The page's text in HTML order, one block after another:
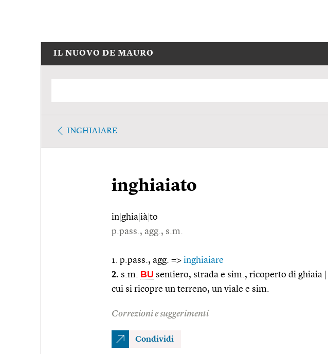
IL NUOVO DE MAURO
INGHIAIARE
inghiaiato
in ghia ià to
p.pass., agg., s.m.
1. p.pass., agg. => inghiaiare
2. s.m. BU sentiero, strada e sim., ricoperto di ghiaia
cui si ricopre un terreno, un viale e sim.
Correzioni e suggerimenti
Condividi